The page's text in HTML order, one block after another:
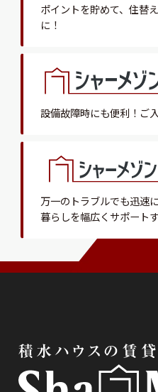
ポイントを貯めて、 住替
に！
設備故障時にも便利！ ご
万一のトラブルでも迅速
暮らしを幅広くサポート